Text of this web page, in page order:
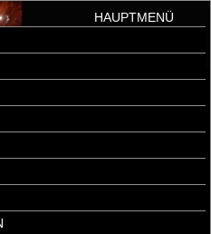
HAUPTMENÜ